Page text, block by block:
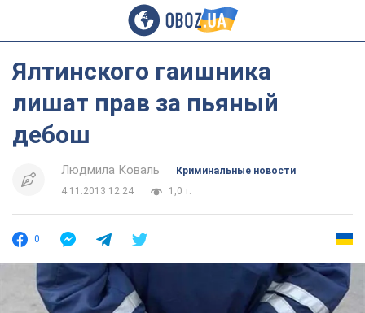
Ялтинского гаишника
лишат прав за пьяный
дебош
Людмила Коваль
Криминальные новости
4.11.2013 12:24
1,0 т.
0